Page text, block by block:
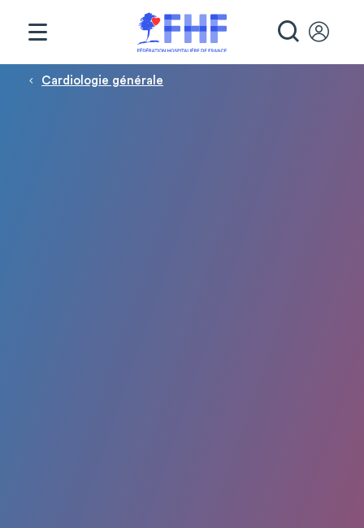
Fil d'Ariane
Cardiologie générale
Panneau de gestion des cookies